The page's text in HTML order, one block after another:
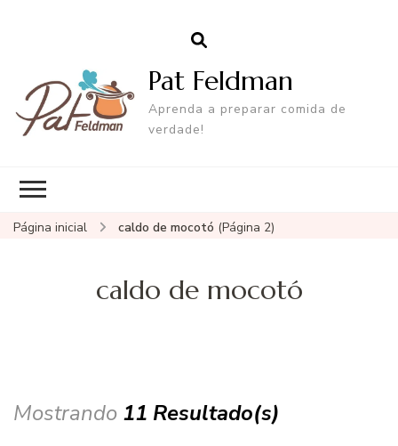
Pat Feldman
Aprenda a preparar comida de
verdade!
Página inicial caldo de mocotó (Página 2)
caldo de mocotó
Mostrando 11 Resultado(s)